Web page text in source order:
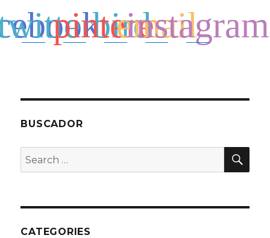
BUSCADOR
Search
for:
CATEGORIES